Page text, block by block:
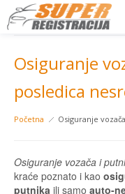
Osiguranje
posledica
Početna Osiguranje
Osiguranje vozača i
kraće poznato i kao
putnika ili samo auto-